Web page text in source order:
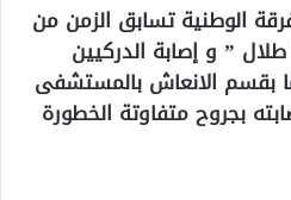
الوطنية تسابق الزمن من
” و إصابة الدركيين
بقسم الانعاش بالمستشفى
بجروح متفاوتة الخطورة